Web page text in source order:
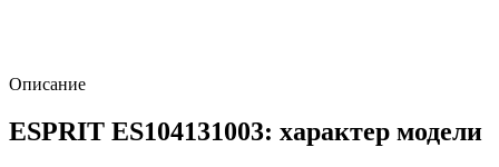
Описание
ESPRIT ES104131003: характер модели